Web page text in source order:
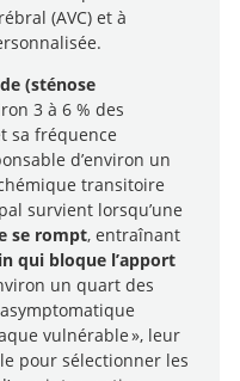
(AVC) et à
(sténose
3 à 6 % des
sa fréquence
d’environ un
transitoire
survient lorsqu’une
se rompt, entraînant
qui bloque l’apport
un quart des
asymptomatique
vulnérable », leur
pour sélectionner les